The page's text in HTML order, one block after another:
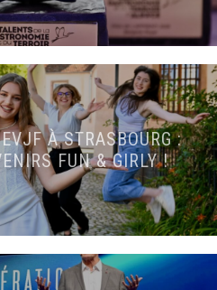
À STRASBOURG :
FUN & GIRLY !